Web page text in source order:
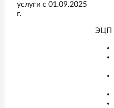
услуги с 01.09.2025
г.
ЭЦП️